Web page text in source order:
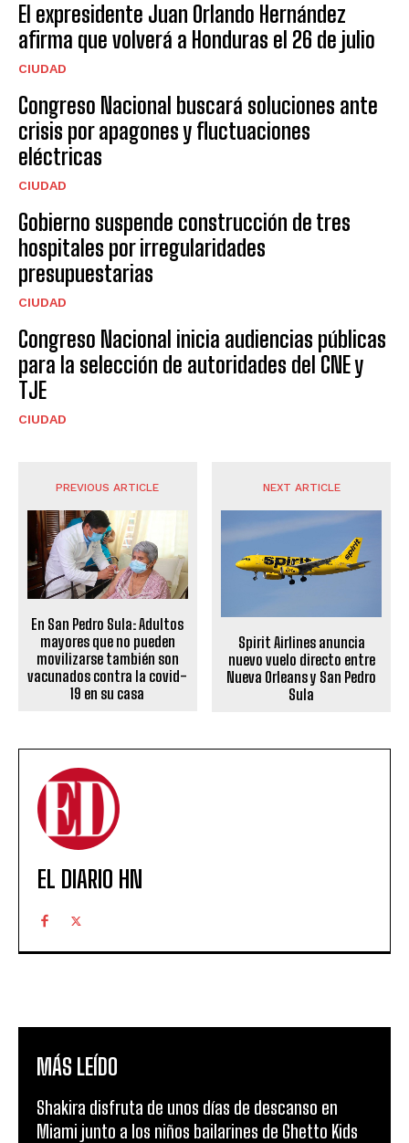
El expresidente Juan Orlando Hernández
afirma que volverá a Honduras el 26 de julio
CIUDAD
Congreso Nacional buscará soluciones ante
crisis por apagones y fluctuaciones
eléctricas
CIUDAD
Gobierno suspende construcción de tres
hospitales por irregularidades
presupuestarias
CIUDAD
Congreso Nacional inicia audiencias públicas
para la selección de autoridades del CNE y
TJE
CIUDAD
PREVIOUS ARTICLE
En San Pedro Sula: Adultos
mayores que no pueden
movilizarse también son
vacunados contra la covid-
19 en su casa
NEXT ARTICLE
Spirit Airlines anuncia
nuevo vuelo directo entre
Nueva Orleans y San Pedro
Sula
EL DIARIO HN
MÁS LEÍDO
Shakira disfruta de unos días de descanso en
Miami junto a los niños bailarines de Ghetto Kids